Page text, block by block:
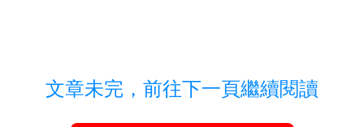
文章未完，前往下一頁繼續閱讀